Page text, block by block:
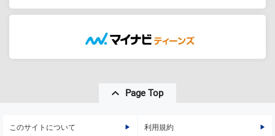
Page Top
このサイトについて 利用規約